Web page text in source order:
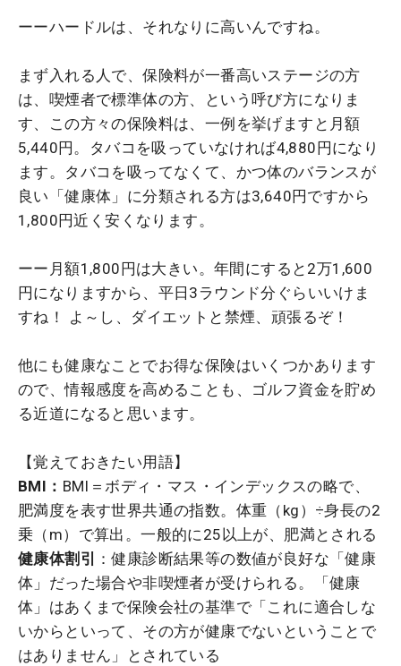
ーーハードルは、それなりに高いんですね。
まず入れる人で、保険料が一番高いステージの方
は、喫煙者で標準体の方、という呼び方になりま
す、この方々の保険料は、一例を挙げますと月額
5,440円。タバコを吸っていなければ4,880円になり
ます。タバコを吸ってなくて、かつ体のバランスが
良い「健康体」に分類される方は3,640円ですから
1,800円近く安くなります。
ーー月額1,800円は大きい。年間にすると2万1,600
円になりますから、平日3ラウンド分ぐらいいけま
すね！ よ～し、ダイエットと禁煙、頑張るぞ！
他にも健康なことでお得な保険はいくつかあります
ので、情報感度を高めることも、ゴルフ資金を貯め
る近道になると思います。
【覚えておきたい用語】
BMI： BMI＝ボディ・マス・インデックスの略で、
肥満度を表す世界共通の指数。体重（kg）÷身長の2
乗（m）で算出。一般的に25以上が、肥満とされる
健康体割引
：健康診断結果等の数値が良好な「健康
体」だった場合や非喫煙者が受けられる。「健康
体」はあくまで保険会社の基準で「これに適合しな
いからといって、その方が健康でないということで
はありません」とされている